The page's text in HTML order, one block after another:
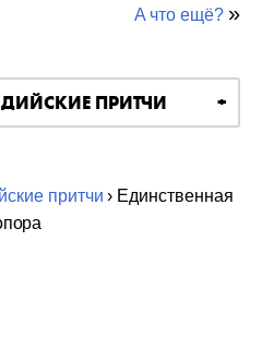
А что ещё? »
ПРИТЧИ
притчи › Единственная